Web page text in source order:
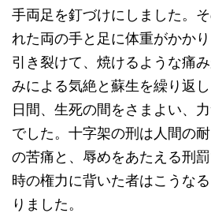
手両足を釘づけにしました。
れた両の手と足に体重がかか
引き裂けて、焼けるような痛
みによる気絶と蘇生を繰り返
日間、生死の間をさまよい、
でした。十字架の刑は人間の
の苦痛と、辱めをあたえる刑
時の権力に背いた者はこうな
りました。